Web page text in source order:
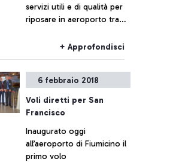
servizi utili e di qualità per
riposare in aeroporto tra
+ Approfondisci
6 febbraio 2018
Voli diretti per San
Francisco
Inaugurato oggi
all’aeroporto di Fiumicino il
primo volo